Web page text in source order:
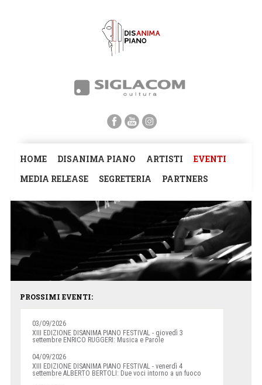
HOME DISANIMA PIANO ARTISTI
EVENTI
MEDIA RELEASE
SEGRETERIA PARTNERS
PROSSIMI EVENTI:
03/09/2026
XIII EDIZIONE DISANIMA PIANO FESTIVAL - giovedì 3
settembre ENRICO RUGGERI: Musica e Parole
04/09/2026
XIII EDIZIONE DISANIMA PIANO FESTIVAL - venerdì 4
settembre ALBERTO BERTOLI: Due voci intorno a un fuoco